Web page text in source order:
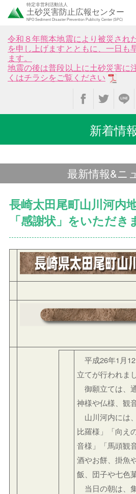
特定非営利活動法人
土砂災害防止広報センター
NPO Sediment Disaster Prevention Publicity Center (SPC)
令和８年熊本地震により被災され
を申し上げますとともに、一日も
ます。
地震の後は普段以上に土砂災害に
くはチラシをご覧ください
新着情
最新情報&ニ
長崎太田尾町山川河内
「感謝状」をいただき
平成26年1月
立てが行われまし
御願立ては、
神様や仏様、観
山川河内には
比羅様」「向え
音様」「馬頭観
酒やお餅、掛魚
飯、団子や七色
当日の朝は、